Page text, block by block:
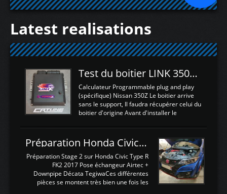
Latest realisations
Test du boitier LINK 350Z Plugin ECU
Calculateur Programmable plug and play
(spécifique) Nissan 350Z Le boitier arrive
sans le support, Il faudra récupérer celui du
boitier d'origine Avant d'installer le
d'envoyer l'information de la large bande
dans le boitier. sydney sweeney deepfake
La sortie 0-5V de l'afr sera connectée sur
l'entrée AN Volt 8 et GndAN pour
Analogique, et Volt car l'information est une
tension (Pas une résistance variable d'un
Préparation Honda Civic Type R FK2
Préparation Stage 2 sur Honda Civic Type R
FK2 2017 Pose échangeur Airtec +
Downpipe Décata TegiwaCes différentes
pièces se montent très bien une fois les